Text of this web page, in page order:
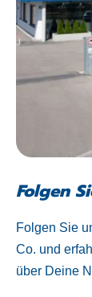
Folgen
Folgen Sie
Co. und
über Deine